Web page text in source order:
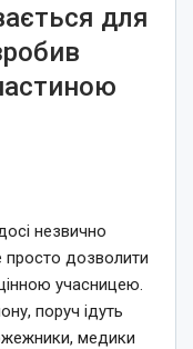
для
незвично
дозволити
учасницею.
поруч ідуть
медики